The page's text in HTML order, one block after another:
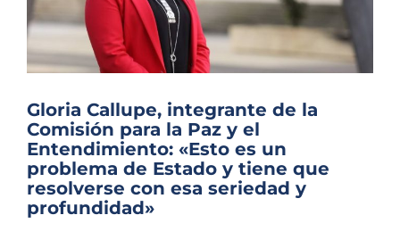
Gloria Callupe, integrante de la
Comisión para la Paz y el
Entendimiento: «Esto es un
problema de Estado y tiene que
resolverse con esa seriedad y
profundidad»